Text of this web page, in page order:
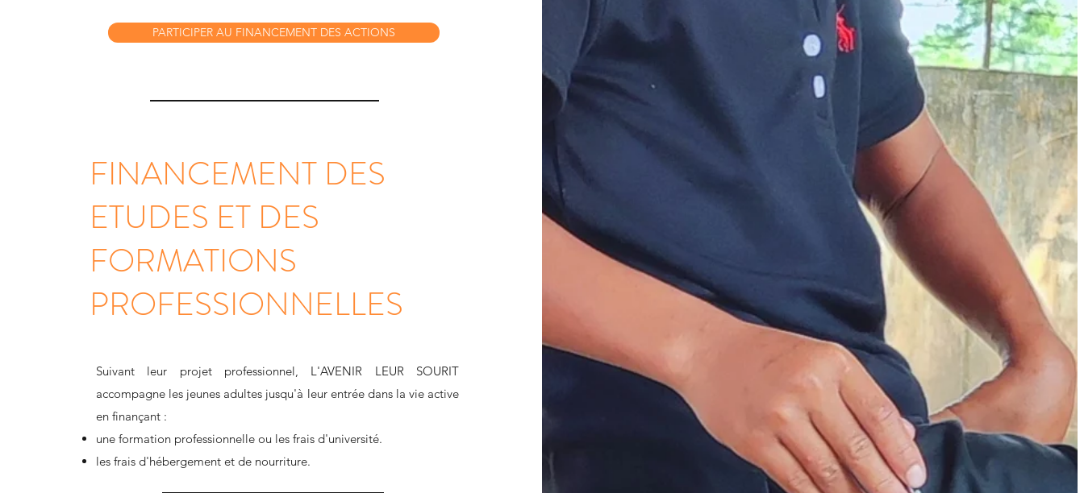
PARTICIPER AU FINANCEMENT DES ACTIONS
FINANCEMENT DES
ETUDES ET DES
FORMATIONS
PROFESSIONNELLES
Suivant leur projet professionnel, L'AVENIR LEUR SOURIT
accompagne les jeunes adultes jusqu'à leur entrée dans la vie active
en finançant :
une formation professionnelle ou les frais d'université.
les frais d'hébergement et de nourriture.